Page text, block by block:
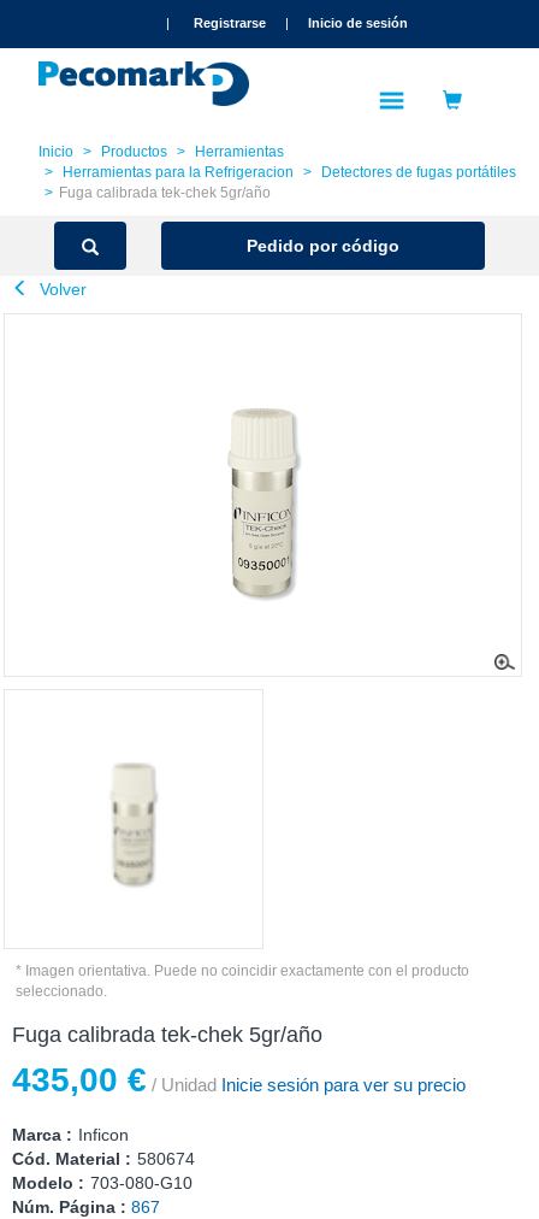
| Registrarse | Inicio de sesión
Inicio Productos
Herramientas
Herramientas para la Refrigeracion
Detectores de fugas portátiles
Fuga calibrada tek-chek 5gr/año
Pedido por código
Volver
* Imagen orientativa. Puede no coincidir exactamente con el producto
seleccionado.
Fuga calibrada tek-chek 5gr/año
435,00 € / Unidad Inicie sesión para ver su precio
Marca : Inficon
Cód. Material : 580674
Modelo : 703-080-G10
Núm. Página : 867